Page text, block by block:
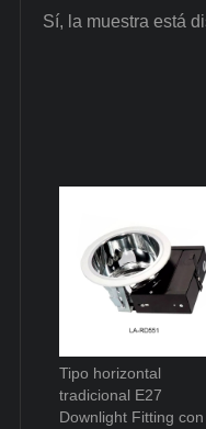
Sí, la muestra está
Tipo horizontal
tradicional E27
Downlight Fitting con